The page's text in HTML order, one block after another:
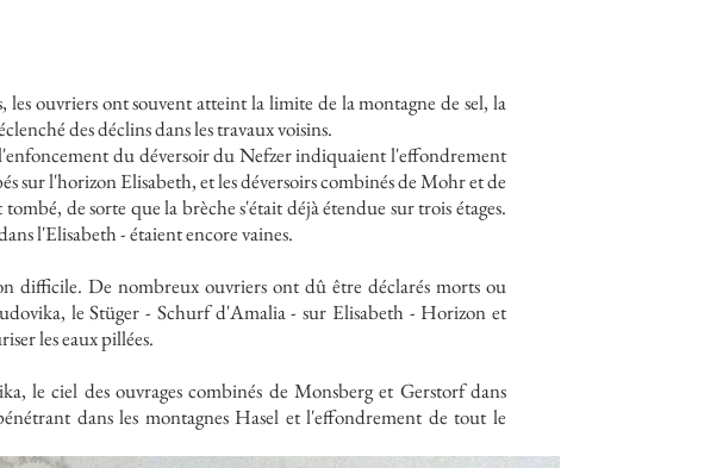
les ouvriers ont souvent atteint la limite de la montagne de sel, la
des déclins dans les travaux voisins.
du déversoir du Nefzer indiquaient l'effondrement
sur l'horizon Elisabeth, et les déversoirs combinés de Mohr et de
de sorte que la brèche s'était déjà étendue sur trois étages.
l'Elisabeth - étaient encore vaines.
difficile. De nombreux ouvriers ont dû être déclarés morts ou
le Stüger - Schurf d'Amalia - sur Elisabeth - Horizon et
les eaux pillées.
le ciel des ouvrages combinés de Monsberg et Gerstorf dans
dans les montagnes Hasel et l'effondrement de tout le